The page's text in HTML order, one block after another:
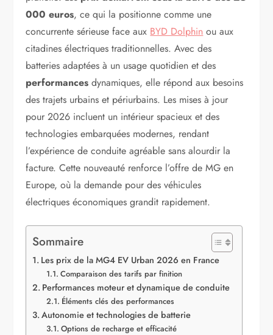
000 euros, ce qui la positionne comme une
concurrente sérieuse face aux BYD Dolphin ou aux
citadines électriques traditionnelles. Avec des
batteries adaptées à un usage quotidien et des
performances dynamiques, elle répond aux besoins
des trajets urbains et périurbains. Les mises à jour
pour 2026 incluent un intérieur spacieux et des
technologies embarquées modernes, rendant
l’expérience de conduite agréable sans alourdir la
facture. Cette nouveauté renforce l’offre de MG en
Europe, où la demande pour des véhicules
électriques économiques grandit rapidement.
Sommaire
Les prix de la MG4 EV Urban 2026 en France
Comparaison des tarifs par finition
Performances moteur et dynamique de conduite
Éléments clés des performances
Autonomie et technologies de batterie
Options de recharge et efficacité